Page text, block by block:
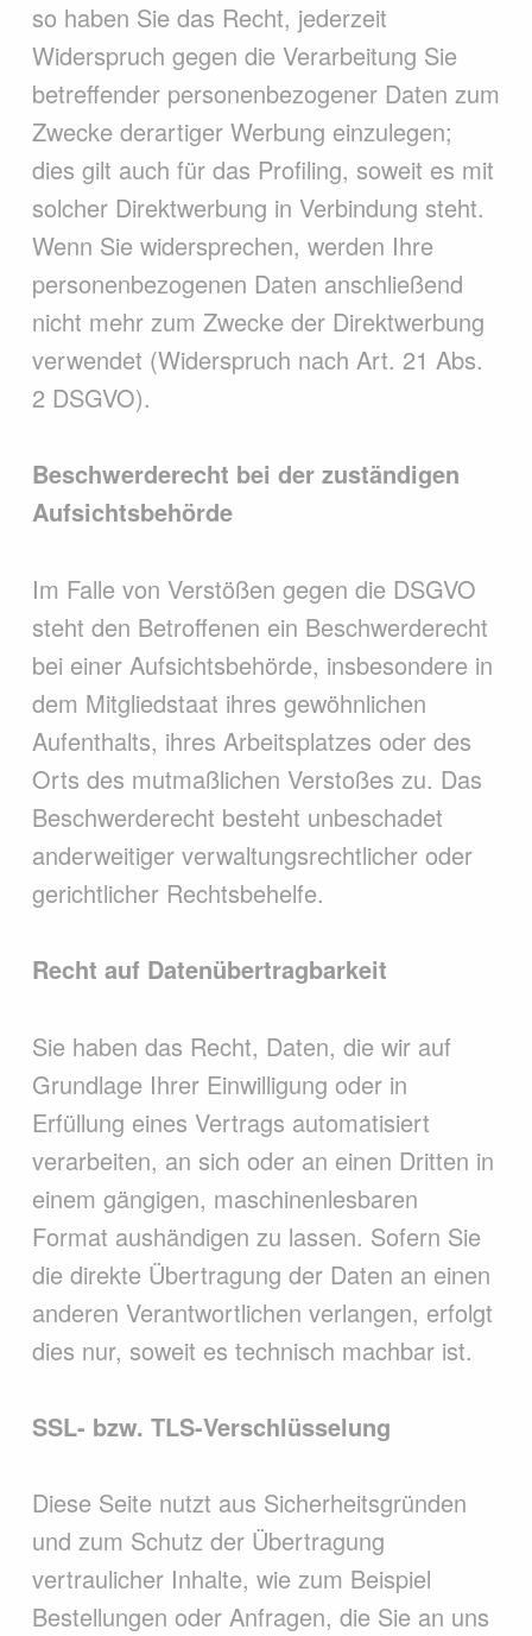
so haben Sie das Recht, jederzeit
Widerspruch gegen die Verarbeitung Sie
betreffender personenbezogener Daten zum
Zwecke derartiger Werbung einzulegen;
dies gilt auch für das Profiling, soweit es mit
solcher Direktwerbung in Verbindung steht.
Wenn Sie widersprechen, werden Ihre
personenbezogenen Daten anschließend
nicht mehr zum Zwecke der Direktwerbung
verwendet (Widerspruch nach Art. 21 Abs.
2 DSGVO).
Beschwerderecht bei der zuständigen
Aufsichtsbehörde
Im Falle von Verstößen gegen die DSGVO
steht den Betroffenen ein Beschwerderecht
bei einer Aufsichtsbehörde, insbesondere in
dem Mitgliedstaat ihres gewöhnlichen
Aufenthalts, ihres Arbeitsplatzes oder des
Orts des mutmaßlichen Verstoßes zu. Das
Beschwerderecht besteht unbeschadet
anderweitiger verwaltungsrechtlicher oder
gerichtlicher Rechtsbehelfe.
Recht auf Datenübertragbarkeit
Sie haben das Recht, Daten, die wir auf
Grundlage Ihrer Einwilligung oder in
Erfüllung eines Vertrags automatisiert
verarbeiten, an sich oder an einen Dritten in
einem gängigen, maschinenlesbaren
Format aushändigen zu lassen. Sofern Sie
die direkte Übertragung der Daten an einen
anderen Verantwortlichen verlangen, erfolgt
dies nur, soweit es technisch machbar ist.
SSL- bzw. TLS-Verschlüsselung
Diese Seite nutzt aus Sicherheitsgründen
und zum Schutz der Übertragung
vertraulicher Inhalte, wie zum Beispiel
Bestellungen oder Anfragen, die Sie an uns